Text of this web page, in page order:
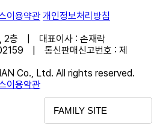
이용약관 개인정보처리방침
2층 | 대표이사 : 손재락
| 통신판매신고번호 : 제
Co., Ltd. All rights reserved.
FAMILY SITE
이용약관